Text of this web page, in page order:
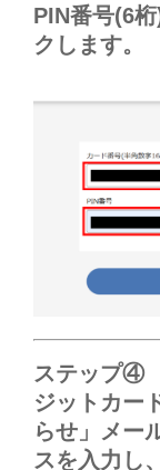
PIN番号(6
クします。
ステップ④
ジットカー
らせ」メー
スを入力し